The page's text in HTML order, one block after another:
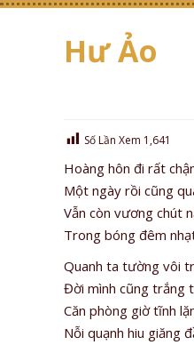
Hư Ảo
Số Lần Xem 1,641
Hoàng hôn đi rất
Một ngày rồi cũng
Vẫn còn vương chút
Trong bóng đêm
Quanh ta tường vôi
Đời mình cũng trắng
Căn phòng giờ tĩnh
Nỗi quạnh hiu giăng